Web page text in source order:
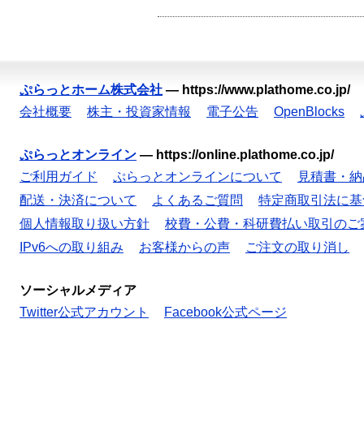
ぷらっとホーム株式会社 — https://www.plathome.co.jp/
会社概要
株主・投資家情報 電子公告 OpenBlocks
ぷらっとオンライン — https://online.plathome.co.jp/
ご利用ガイド
ぷらっとオンラインについて
見積書・
配送・決済について
よくあるご質問
特定商取引法に
個人情報取り扱い方針
校費・公費・科研費払い取引のご
IPv6への取り組み
お客様からの声 ご注文の取り消し
ソーシャルメディア
Twitter公式アカウント
Facebook公式ページ